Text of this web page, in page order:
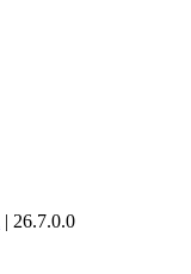
| 26.7.0.0